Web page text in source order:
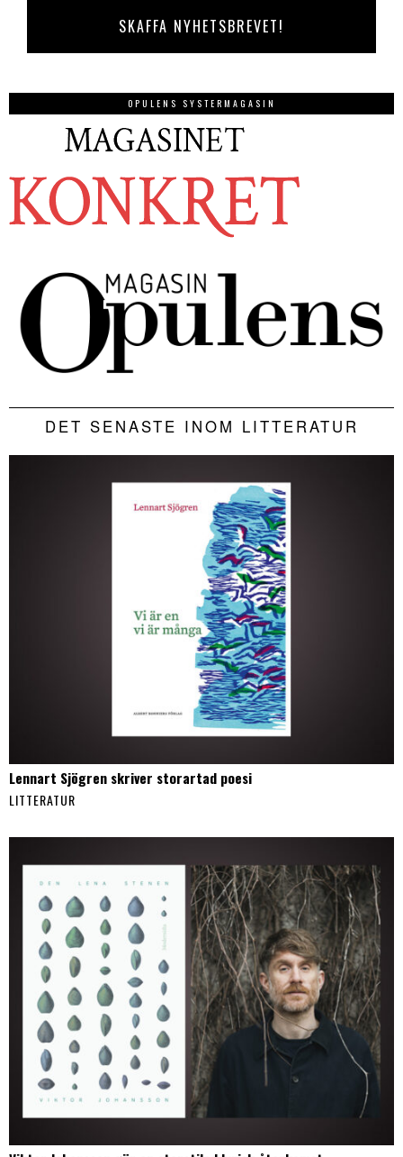
OPULENS SYSTERMAGASIN
DET SENASTE INOM LITTERATUR
Lennart Sjögren skriver storartad poesi
LITTERATUR